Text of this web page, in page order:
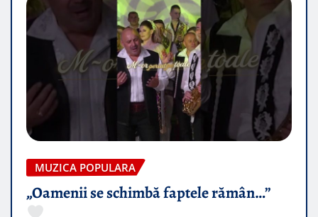
MUZICA POPULARA
„Oamenii se schimbă faptele rămân…”